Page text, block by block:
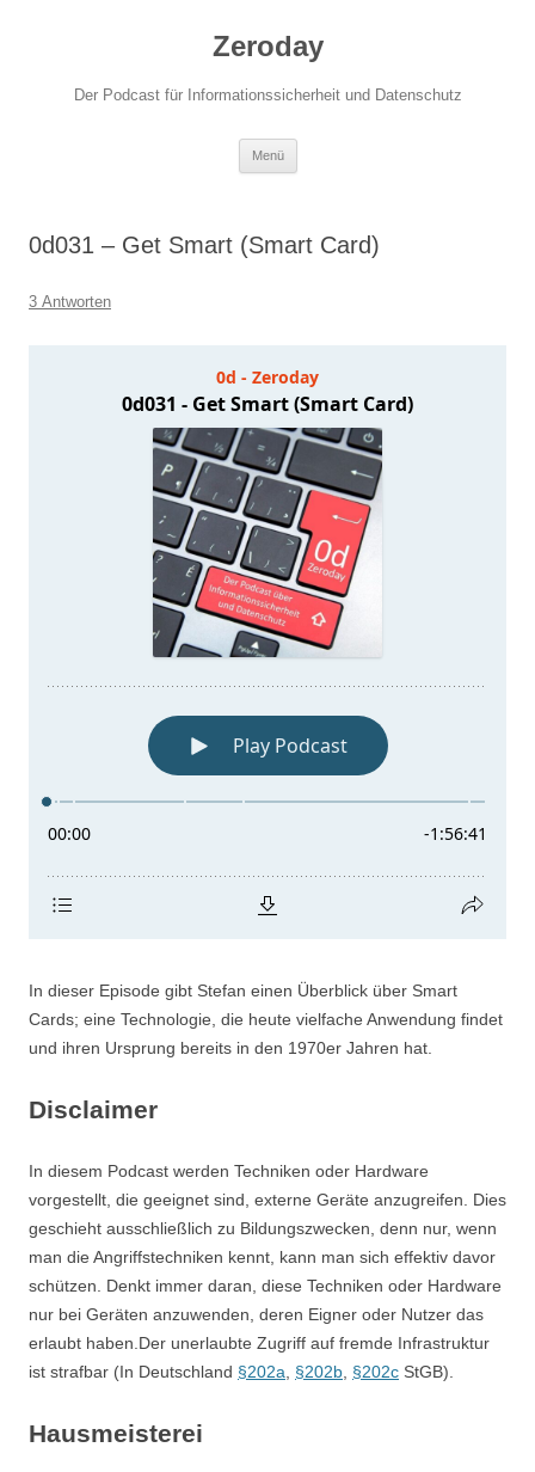
Zeroday
Der Podcast für Informationssicherheit und Datenschutz
Menü
0d031 – Get Smart (Smart Card)
3 Antworten
In dieser Episode gibt Stefan einen Überblick über Smart
Cards; eine Technologie, die heute vielfache Anwendung findet
und ihren Ursprung bereits in den 1970er Jahren hat.
Disclaimer
In diesem Podcast werden Techniken oder Hardware
vorgestellt, die geeignet sind, externe Geräte anzugreifen. Dies
geschieht ausschließlich zu Bildungszwecken, denn nur, wenn
man die Angriffstechniken kennt, kann man sich effektiv davor
schützen. Denkt immer daran, diese Techniken oder Hardware
nur bei Geräten anzuwenden, deren Eigner oder Nutzer das
erlaubt haben.Der unerlaubte Zugriff auf fremde Infrastruktur
ist strafbar (In Deutschland §202a §202b §202c StGB).
Hausmeisterei